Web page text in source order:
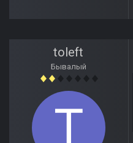
toleft
Бывалый